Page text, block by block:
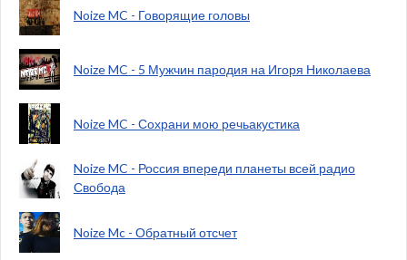
Noize MC - Говорящие головы
Noize MC - 5 Мужчин пародия на Игоря Николаева
Noize MC - Сохрани мою речьакустика
Noize MC - Россия впереди планеты всей радио
Свобода
Noize Mc - Обратный отсчет